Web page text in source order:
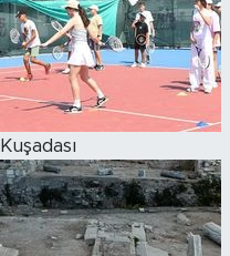
Kuşadası